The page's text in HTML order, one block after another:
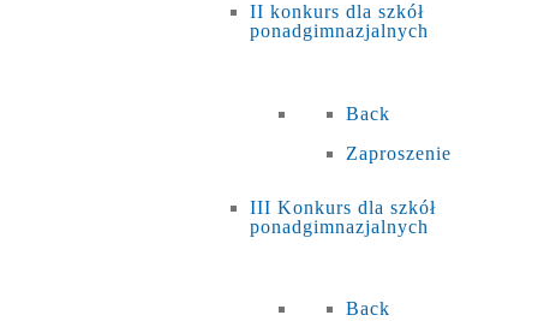
II konkurs dla szkół
ponadgimnazjalnych
Back
Zaproszenie
III Konkurs dla szkół
ponadgimnazjalnych
Back